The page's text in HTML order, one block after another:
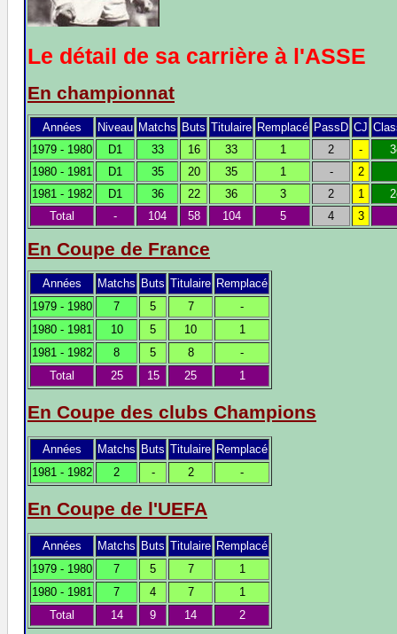
Le détail de sa carrière à l'ASSE
En championnat
Années Niveau Matchs Buts Titulaire Remplacé PassD CJ
1979 - 1980
D1 33 16 33 1 2 -
1980 - 1981
D1 35 20 35 1 - 2
1981 - 1982
D1 36 22 36 3 2 1
Total
- 104 58 104 5 4 3
En Coupe de France
Années Matchs Buts Titulaire Remplacé
1979 - 1980
7 5 7
-
1980 - 1981
10 5 10
1
1981 - 1982
8 5 8
-
Total
25 15 25 1
En Coupe des clubs Champions
Années Matchs Buts Titulaire Remplacé
1981 - 1982
2 - 2 -
En Coupe de l'UEFA
Années Matchs Buts Titulaire Remplacé
1979 - 1980
7 5 7
1
1980 - 1981
7 4 7
1
Total
14 9 14 2